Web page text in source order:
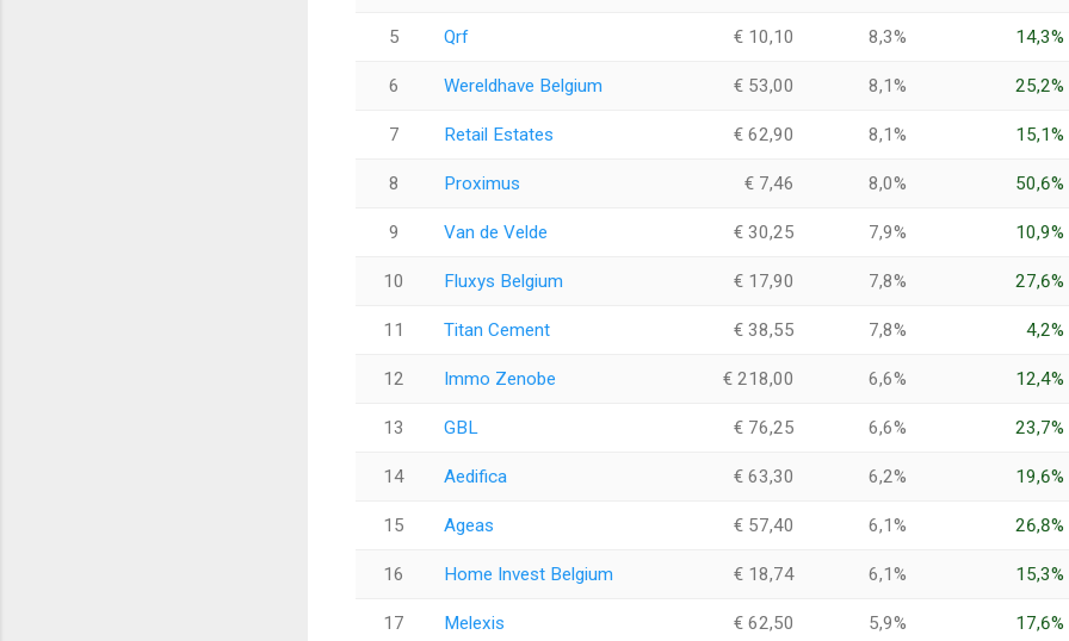
5 Qrf € 10,10 8,3% 14,3%
6 Wereldhave Belgium € 53,00 8,1% 25,2%
7 Retail Estates € 62,90 8,1% 15,1%
8 Proximus € 7,46 8,0% 50,6%
9 Van de Velde € 30,25 7,9% 10,9%
10 Fluxys Belgium € 17,90 7,8% 27,6%
11 Titan Cement € 38,55 7,8% 4,2%
12 Immo Zenobe € 218,00 6,6% 12,4%
13 GBL € 76,25 6,6% 23,7%
14 Aedifica € 63,30 6,2% 19,6%
15 Ageas € 57,40 6,1% 26,8%
16 Home Invest Belgium € 18,74 6,1% 15,3%
17 Melexis € 62,50 5,9% 17,6%